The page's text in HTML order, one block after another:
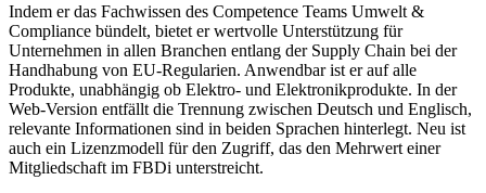
Indem er das Fachwissen des Competence Teams Umwelt &
Compliance bündelt, bietet er wertvolle Unterstützung für
Unternehmen in allen Branchen entlang der Supply Chain bei der
Handhabung von EU-Regularien. Anwendbar ist er auf alle
Produkte, unabhängig ob Elektro- und Elektronikprodukte. In der
Web-Version entfällt die Trennung zwischen Deutsch und Englisch,
relevante Informationen sind in beiden Sprachen hinterlegt. Neu ist
auch ein Lizenzmodell für den Zugriff, das den Mehrwert einer
Mitgliedschaft im FBDi unterstreicht.